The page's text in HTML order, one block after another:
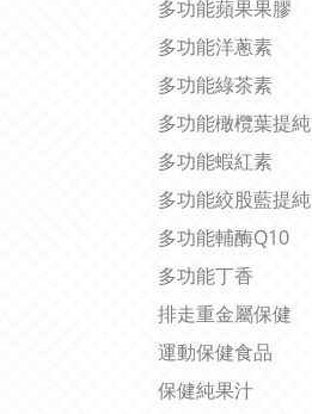
多功能蘋果果膠
多功能洋蔥素
多功能綠茶素
多功能橄欖葉提純
多功能蝦紅素
多功能絞股藍提純
多功能輔酶Q10
多功能丁香
排走重金屬保健
運動保健食品
保健純果汁